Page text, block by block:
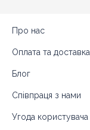
Про нас
Оплата та доставка
Блог
Співпраця з нами
Угода користувача